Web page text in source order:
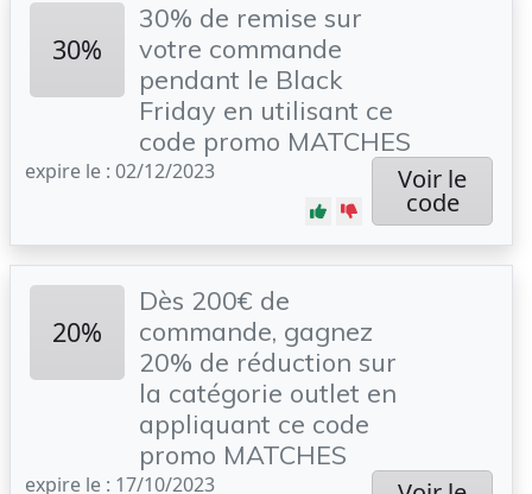
30%
30% de remise sur
votre commande
pendant le Black
Friday en utilisant ce
code promo MATCHES
expire le : 02/12/2023 Voir le
code
20%
Dès 200€ de
commande, gagnez
20% de réduction sur
la catégorie outlet en
appliquant ce code
promo MATCHES
expire le : 17/10/2023